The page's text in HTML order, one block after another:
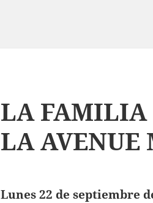
LA FAMILIA
LA AVENUE
Lunes 22 de septiembre